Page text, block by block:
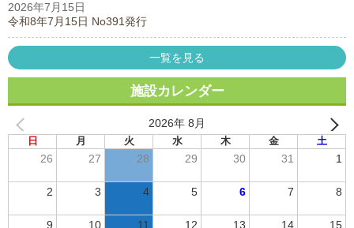
2026年7月15日
令和8年7月15日 No391発行
一覧を見る
施設カレンダー
2026年 8月
日 月 火 水 木 金 土
26 27 28 29 30 31 1
2 3 4 5 6 7 8
9 10 11 12 13 14 15